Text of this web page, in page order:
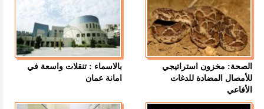
الصحة: مخزون استراتيجي
للأمصال المضادة للدغات
الأفاعي
بالاسماء : تنقلات واسعة في
امانة عمان